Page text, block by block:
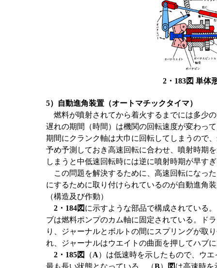
2・183図 単体
5）自動進角装置（オートマチックタイマ）
燃料が噴射されてから着火するまでには多少
遅れの期間（時間）は機関の回転速度が変わっ
期間にクランク軸は大巾に回転してしまうので
予め予測しておき高速回転に合わせ、噴射時期
しまうと中低速回転時には逆に噴射時期が早す
この問題を解決するために、高速回転になっ
にするために取り付けられているのが自動進角
（構造及び作動）
2・184図に示すような部品で構成されている
ブは燃料ポンプのカム軸に固定されている。ド
り、ジャーナルとボルトの間にスプリングが取
れ、ジャーナルはウエイトの曲面を押してハブ
2・185図 （A）は低速時を示したもので、ウ